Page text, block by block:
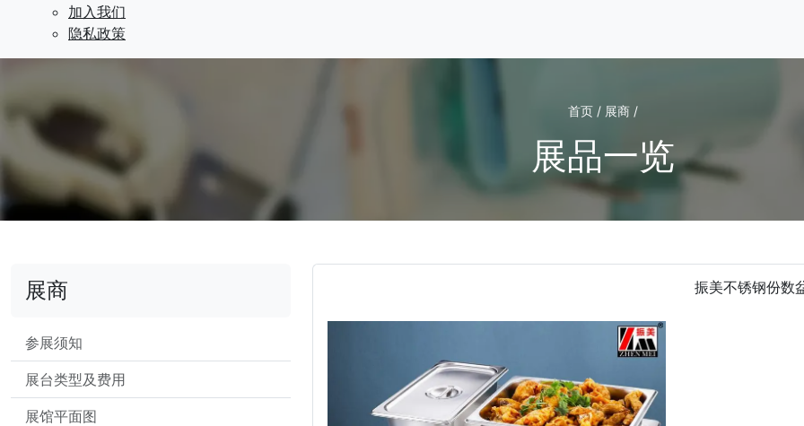
加入我们
隐私政策
首页 / 展商 /
展品一览
展商
参展须知
展台类型及费用
展馆平面图
振美不锈钢份数